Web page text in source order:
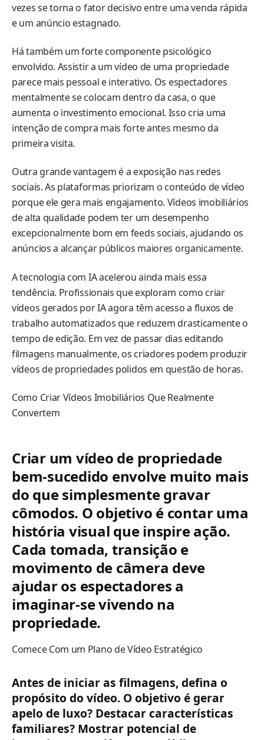
vezes se torna o fator decisivo entre uma venda rápida
e um anúncio estagnado.
Há também um forte componente psicológico
envolvido. Assistir a um vídeo de uma propriedade
parece mais pessoal e interativo. Os espectadores
mentalmente se colocam dentro da casa, o que
aumenta o investimento emocional. Isso cria uma
intenção de compra mais forte antes mesmo da
primeira visita.
Outra grande vantagem é a exposição nas redes
sociais. As plataformas priorizam o conteúdo de vídeo
porque ele gera mais engajamento. Vídeos imobiliários
de alta qualidade podem ter um desempenho
excepcionalmente bom em feeds sociais, ajudando os
anúncios a alcançar públicos maiores organicamente.
A tecnologia com IA acelerou ainda mais essa
tendência. Profissionais que exploram como criar
vídeos gerados por IA agora têm acesso a fluxos de
trabalho automatizados que reduzem drasticamente o
tempo de edição. Em vez de passar dias editando
filmagens manualmente, os criadores podem produzir
vídeos de propriedades polidos em questão de horas.
Como Criar Vídeos Imobiliários Que Realmente
Convertem
Criar um vídeo de propriedade
bem-sucedido envolve muito mais
do que simplesmente gravar
cômodos. O objetivo é contar uma
história visual que inspire ação.
Cada tomada, transição e
movimento de câmera deve
ajudar os espectadores a
imaginar-se vivendo na
propriedade.
Comece Com um Plano de Vídeo Estratégico
Antes de iniciar as filmagens, defina o
propósito do vídeo. O objetivo é gerar
apelo de luxo? Destacar características
familiares? Mostrar potencial de